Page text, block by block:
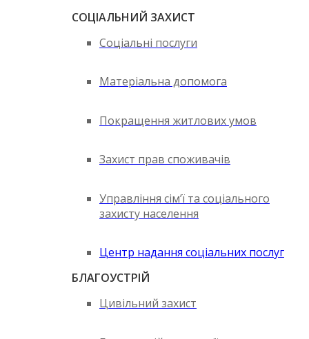
СОЦІАЛЬНИЙ ЗАХИСТ
Соціальні послуги
Матеріальна допомога
Покращення житлових умов
Захист прав споживачів
Управління сім’ї та соціального
захисту населення
Центр надання соціальних послуг
БЛАГОУСТРІЙ
Цивільний захист